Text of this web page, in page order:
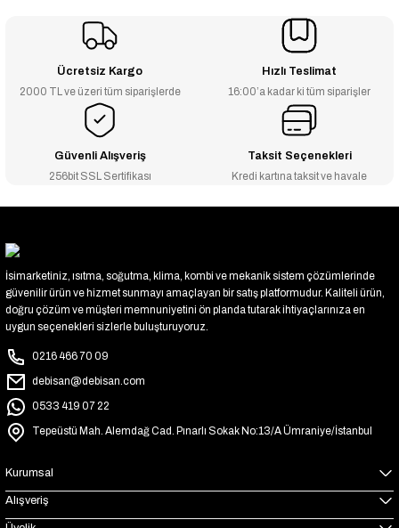
Ücretsiz Kargo
2000 TL ve üzeri tüm siparişlerde
Hızlı Teslimat
16:00’a kadar ki tüm siparişler
Güvenli Alışveriş
256bit SSL Sertifikası
Taksit Seçenekleri
Kredi kartına taksit ve havale
İsimarketiniz, ısıtma, soğutma, klima, kombi ve mekanik sistem çözümlerinde
güvenilir ürün ve hizmet sunmayı amaçlayan bir satış platformudur. Kaliteli ürün,
doğru çözüm ve müşteri memnuniyetini ön planda tutarak ihtiyaçlarınıza en
uygun seçenekleri sizlerle buluşturuyoruz.
0216 466 70 09
debisan@debisan.com
0533 419 07 22
Tepeüstü Mah. Alemdağ Cad. Pınarlı Sokak No:13/A Ümraniye/İstanbul
Kurumsal
Alışveriş